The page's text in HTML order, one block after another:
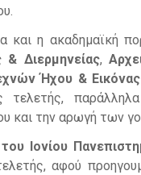
και η ακαδημαϊκή
Διερμηνείας,
Ήχου & Εικόνας
τελετής,
και την αρωγή των
Ιονίου
αφού